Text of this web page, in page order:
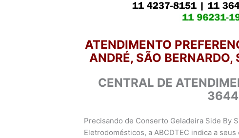
ATENDIMENTO
ANDRÉ, SÃO
CENTRAL DE
Precisando de Conserto Geladeira Side By
Eletrodomésticos, a ABCDTEC indica a seus